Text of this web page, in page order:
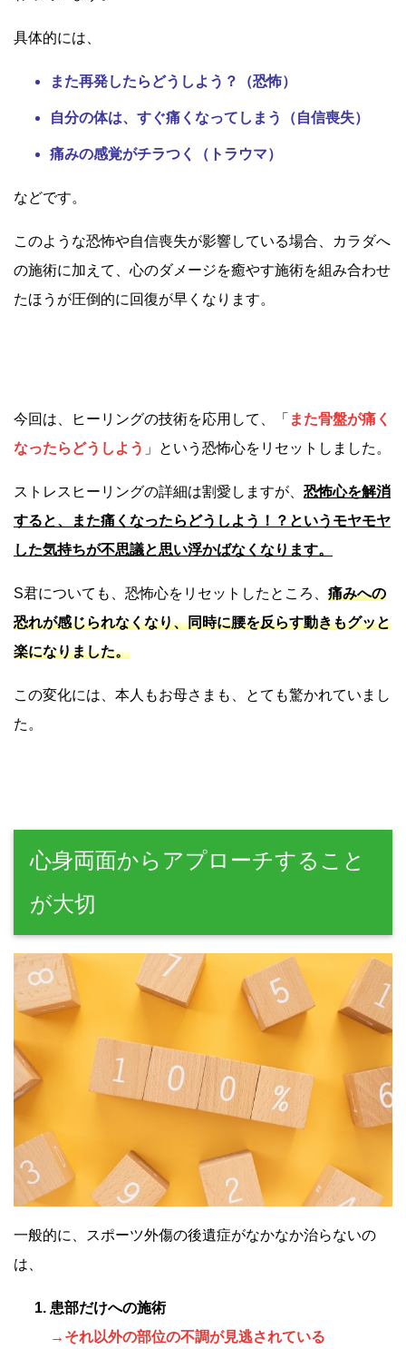
具体的には、
また再発したらどうしよう？（恐怖）
自分の体は、すぐ痛くなってしまう（自信喪失）
痛みの感覚がチラつく（トラウマ）
などです。
このような恐怖や自信喪失が影響している場合、カラダへ
の施術に加えて、心のダメージを癒やす施術を組み合わせ
たほうが圧倒的に回復が早くなります。
今回は、ヒーリングの技術を応用して、「 また骨盤が痛く
なったらどうしよう 」という恐怖心をリセットしました。
ストレスヒーリングの詳細は割愛しますが、 恐怖心を解消
すると、また痛くなったらどうしよう！？というモヤモヤ
した気持ちが不思議と思い浮かばなくなります。
S君についても、恐怖心をリセットしたところ、 痛みへの
恐れが感じられなくなり、同時に腰を反らす動きもグッと
楽になりました。
この変化には、本人もお母さまも、とても驚かれていまし
た。
心身両面からアプローチすること
が大切
一般的に、スポーツ外傷の後遺症がなかなか治らないの
は、
患部だけへの施術
→それ以外の部位の不調が見逃されている